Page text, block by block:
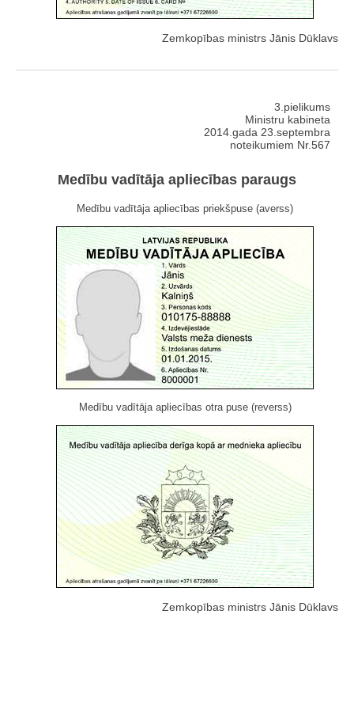
Zemkopības ministrs Jānis Dūklavs
3.pielikums
Ministru kabineta
2014.gada 23.septembra
noteikumiem Nr.567
Medību vadītāja apliecības paraugs
Medību vadītāja apliecības priekšpuse (averss)
Medību vadītāja apliecības otra puse (reverss)
Zemkopības ministrs Jānis Dūklavs